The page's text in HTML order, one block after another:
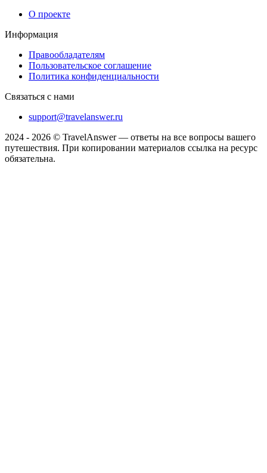
О проекте
Информация
Правообладателям
Пользовательское соглашение
Политика конфиденциальности
Связаться с нами
support@travelanswer.ru
2024 - 2026 © TravelAnswer — ответы на все вопросы вашего
путешествия. При копировании материалов ссылка на ресурс
обязательна.